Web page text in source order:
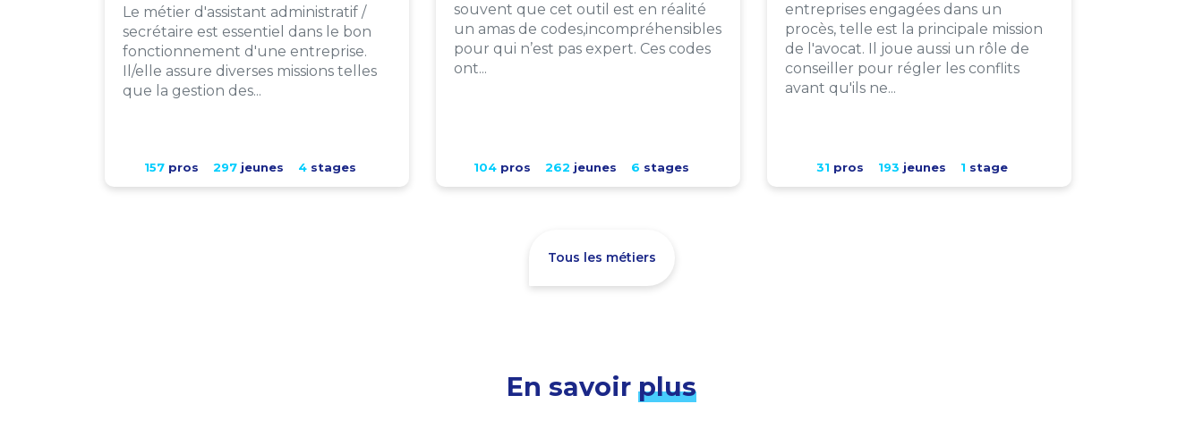
Le métier d'assistant administratif /
secrétaire est essentiel dans le bon
fonctionnement d'une entreprise.
Il/elle assure diverses missions telles
que la gestion des...
157pros 297jeunes 4stages
souvent que cet outil est en réalité
un amas de codes,incompréhensibles
pour qui n’est pas expert. Ces codes
ont...
104pros 262 jeunes 6 stages
entreprises engagées dans un
procès, telle est la principale mission
de l'avocat. Il joue aussi un rôle de
conseiller pour régler les conflits
avant qu'ils ne...
31 pros 193 jeunes 1 stage
Tous les métiers
En savoir plus